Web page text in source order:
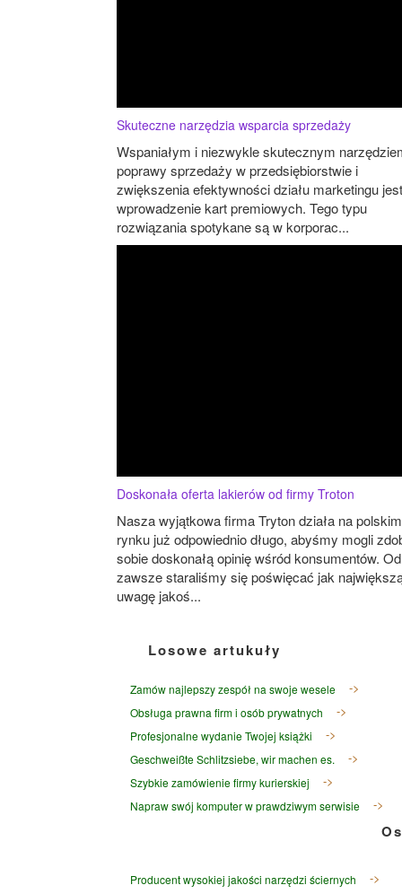
Skuteczne narzędzia wsparcia sprzedaży
Wspaniałym i niezwykle skutecznym
poprawy sprzedaży w przedsiębiorstwie i
zwiększenia efektywności działu marketingu jest
wprowadzenie kart premiowych. Tego typu
rozwiązania spotykane są w korporac...
Doskonała oferta lakierów od firmy Troton
Nasza wyjątkowa firma Tryton działa na polskim
rynku już odpowiednio długo, abyśmy mogli
sobie doskonałą opinię wśród konsumentów. Od
zawsze staraliśmy się poświęcać jak
uwagę jakoś...
Losowe artukuły
Zamów najlepszy zespół na swoje wesele
Obsługa prawna firm i osób prywatnych
Profesjonalne wydanie Twojej książki
Geschweißte Schlitzsiebe, wir machen es.
Szybkie zamówienie firmy kurierskiej
Napraw swój komputer w prawdziwym serwisie
Producent wysokiej jakości narzędzi ściernych